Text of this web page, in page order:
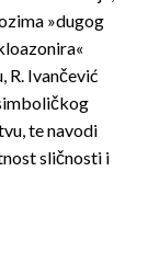
»dugog
R. Ivančević
te navodi
sličnosti i